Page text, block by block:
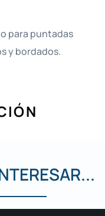
para puntadas
y bordados.